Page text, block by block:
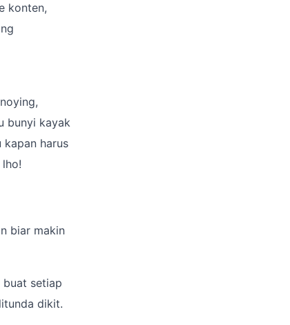
konten,
bunyi kayak
kapan harus
biar makin
buat setiap
dikit.